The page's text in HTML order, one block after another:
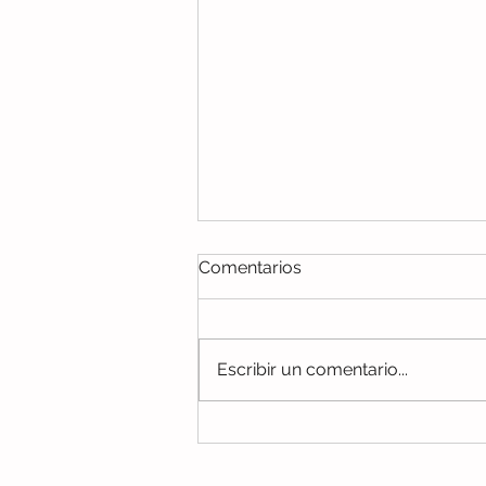
Comentarios
Escribir un comentario...